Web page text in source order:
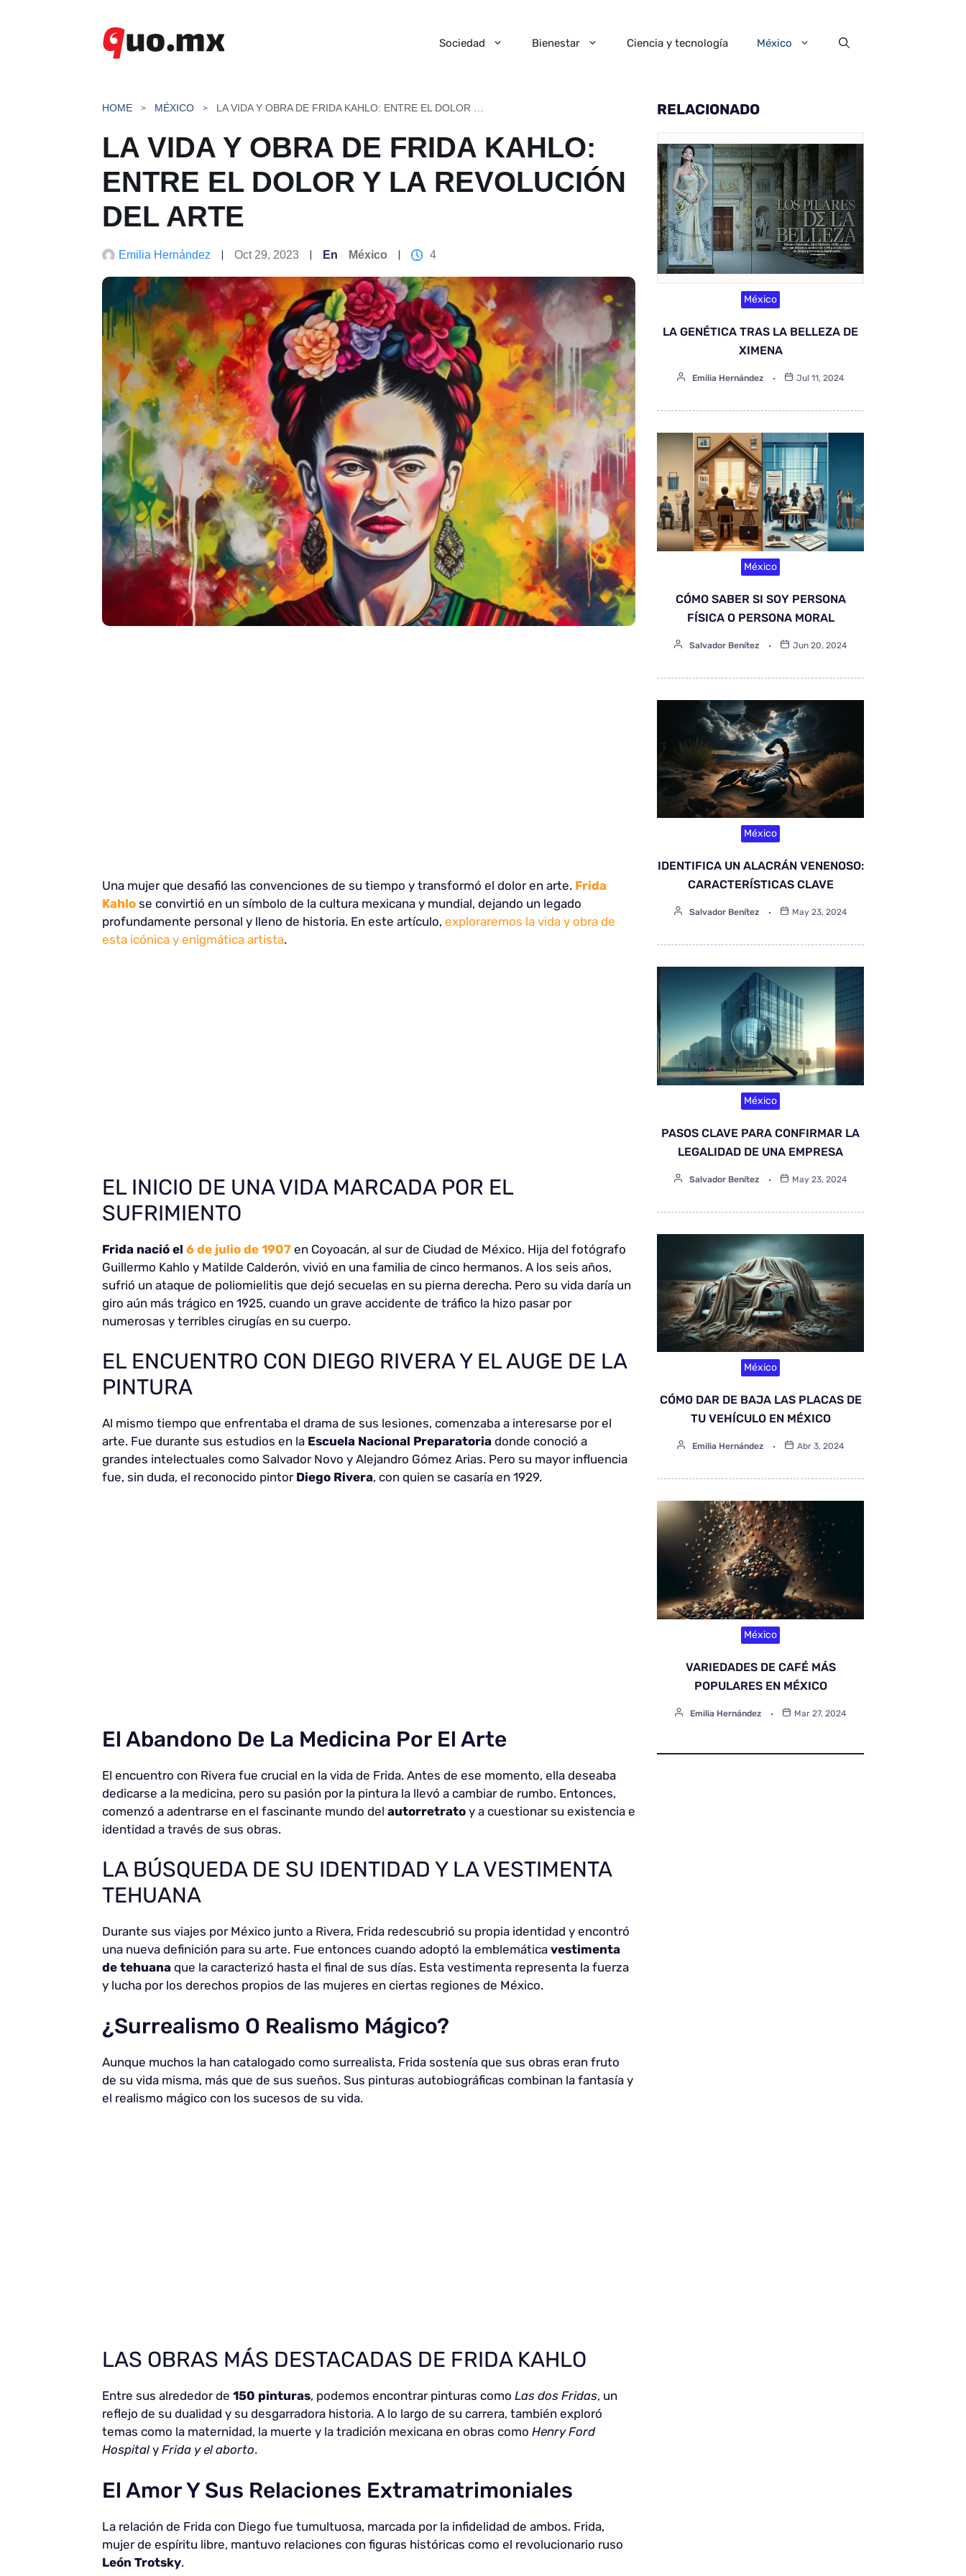
Sociedad Bienestar Ciencia y tecnología México
HOME MÉXICO
LA VIDA Y OBRA DE FRIDA KAHLO:
ENTRE EL DOLOR Y LA REVOLUCIÓN
DEL ARTE
Emilia Hernández Oct 29, 2023 En México 4
Una mujer que desafió las convenciones de su tiempo y transformó el dolor en arte. Frida
Kahlo se convirtió en un símbolo de la cultura mexicana y mundial, dejando un legado
profundamente personal y lleno de historia. En este artículo, exploraremos la vida y obra de
esta icónica y enigmática artista.
EL INICIO DE UNA VIDA MARCADA POR EL
SUFRIMIENTO
Frida nació el 6 de julio de 1907 en Coyoacán, al sur de Ciudad de México. Hija del fotógrafo
Guillermo Kahlo y Matilde Calderón, vivió en una familia de cinco hermanos. A los seis años,
sufrió un ataque de poliomielitis que dejó secuelas en su pierna derecha. Pero su vida daría un
giro aún más trágico en 1925, cuando un grave accidente de tráfico la hizo pasar por
numerosas y terribles cirugías en su cuerpo.
EL ENCUENTRO CON DIEGO RIVERA Y EL AUGE DE LA
PINTURA
Al mismo tiempo que enfrentaba el drama de sus lesiones, comenzaba a interesarse por el
arte. Fue durante sus estudios en la Escuela Nacional Preparatoria donde conoció a
grandes intelectuales como Salvador Novo y Alejandro Gómez Arias. Pero su mayor influencia
fue, sin duda, el reconocido pintor Diego Rivera, con quien se casaría en 1929.
El Abandono De La Medicina Por El Arte
El encuentro con Rivera fue crucial en la vida de Frida. Antes de ese momento, ella deseaba
dedicarse a la medicina, pero su pasión por la pintura la llevó a cambiar de rumbo. Entonces,
comenzó a adentrarse en el fascinante mundo del autorretrato y a cuestionar su existencia e
identidad a través de sus obras.
LA BÚSQUEDA DE SU IDENTIDAD Y LA VESTIMENTA
TEHUANA
Durante sus viajes por México junto a Rivera, Frida redescubrió su propia identidad y encontró
una nueva definición para su arte. Fue entonces cuando adoptó la emblemática vestimenta
de tehuana que la caracterizó hasta el final de sus días. Esta vestimenta representa la fuerza
y lucha por los derechos propios de las mujeres en ciertas regiones de México.
¿Surrealismo O Realismo Mágico?
Aunque muchos la han catalogado como surrealista, Frida sostenía que sus obras eran fruto
de su vida misma, más que de sus sueños. Sus pinturas autobiográficas combinan la fantasía y
el realismo mágico con los sucesos de su vida.
LAS OBRAS MÁS DESTACADAS DE FRIDA KAHLO
Entre sus alrededor de 150 pinturas, podemos encontrar pinturas como Las dos Fridas, un
reflejo de su dualidad y su desgarradora historia. A lo largo de su carrera, también exploró
temas como la maternidad, la muerte y la tradición mexicana en obras como Henry Ford
Hospitaly Frida y el aborto.
El Amor Y Sus Relaciones Extramatrimoniales
La relación de Frida con Diego fue tumultuosa, marcada por la infidelidad de ambos. Frida,
mujer de espíritu libre, mantuvo relaciones con figuras históricas como el revolucionario ruso
León Trotsky.
RELACIONADO
México
LA GENÉTICA TRAS LA BELLEZA DE
XIMENA
Emilia Hernández Jul 11, 2024
México
CÓMO SABER SI SOY PERSONA
FÍSICA O PERSONA MORAL
Salvador Benítez Jun 20, 2024
México
IDENTIFICA UN ALACRÁN VENENOSO:
CARACTERÍSTICAS CLAVE
Salvador Benítez May 23, 2024
México
PASOS CLAVE PARA CONFIRMAR LA
LEGALIDAD DE UNA EMPRESA
Salvador Benítez May 23, 2024
México
CÓMO DAR DE BAJA LAS PLACAS DE
TU VEHÍCULO EN MÉXICO
Emilia Hernández Abr 3, 2024
México
VARIEDADES DE CAFÉ MÁS
POPULARES EN MÉXICO
Emilia Hernández Mar 27, 2024